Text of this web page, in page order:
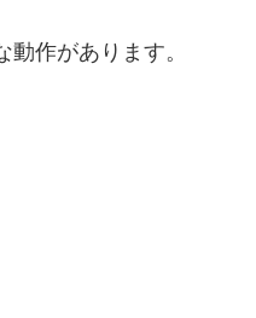
作があります。